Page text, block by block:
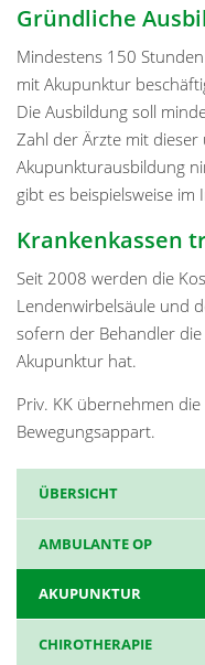
Gründliche
Mindestens 150
mit Akupunktur
Die Ausbildung soll
Zahl der Ärzte mit
Akupunkturausbildung
gibt es beispielsweise im
Krankenkassen
Seit 2008 werden die
Lendenwirbelsäule und
sofern der Behandler
Akupunktur hat.
Priv. KK übernehmen
Bewegungsappart.
ÜBERSICHT
AMBULANTE OP
AKUPUNKTUR
CHIROTHERAPIE